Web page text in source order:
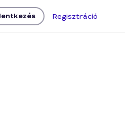
Regisztráció